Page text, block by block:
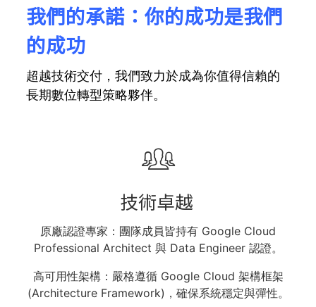
我們的承諾：你的成功是我們
的成功
超越技術交付，我們致力於成為你值得信賴的
長期數位轉型策略夥伴。
技術卓越​​
原廠認證專家：團隊成員皆持有 Google Cloud
Professional Architect 與 Data Engineer 認證。
高可用性架構​：嚴格遵循 Google Cloud 架構框架
(Architecture Framework)，確保系統穩定與彈性。